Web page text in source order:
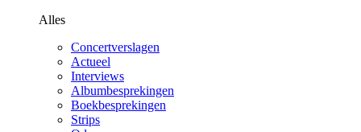
Alles
Concertverslagen
Actueel
Interviews
Albumbesprekingen
Boekbesprekingen
Strips